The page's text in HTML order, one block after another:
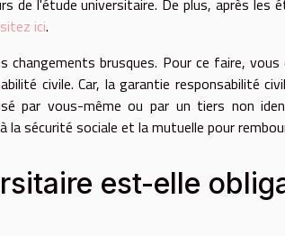
ici.
changements brusques. Pour ce faire,
civile. Car, la garantie responsabilité
par vous-même ou par un tiers non
la sécurité sociale et la mutuelle pour
est-elle